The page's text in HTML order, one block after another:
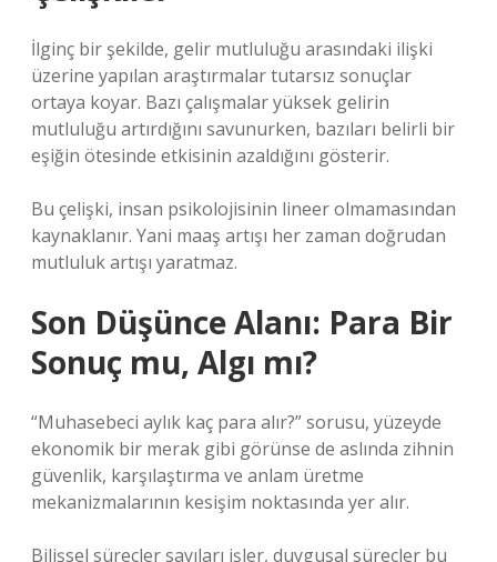
İlginç bir şekilde, gelir mutluluğu arasındaki ilişki
üzerine yapılan araştırmalar tutarsız sonuçlar
ortaya koyar. Bazı çalışmalar yüksek gelirin
mutluluğu artırdığını savunurken, bazıları belirli bir
eşiğin ötesinde etkisinin azaldığını gösterir.
Bu çelişki, insan psikolojisinin lineer olmamasından
kaynaklanır. Yani maaş artışı her zaman doğrudan
mutluluk artışı yaratmaz.
Son Düşünce Alanı: Para Bir
Sonuç mu, Algı mı?
“Muhasebeci aylık kaç para alır?” sorusu, yüzeyde
ekonomik bir merak gibi görünse de aslında zihnin
güvenlik, karşılaştırma ve anlam üretme
mekanizmalarının kesişim noktasında yer alır.
Bilişsel süreçler sayıları işler, duygusal süreçler bu